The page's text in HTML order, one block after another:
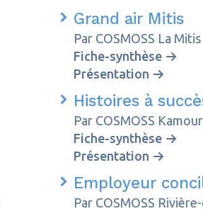
Grand air Mitis
Par COSMOSS La Mitis
Fiche-synthèse
Présentation
Histoires à
Par COSMOSS
Fiche-synthèse
Présentation
Employeur
Par COSMOSS